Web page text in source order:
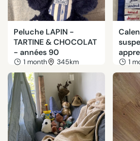
Peluche LAPIN -
TARTINE & CHOCOLAT
- années 90
1 month 345km 1